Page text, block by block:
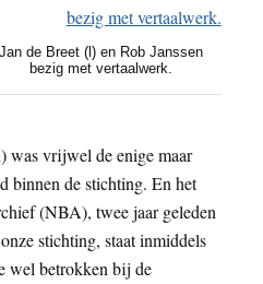
Jan de Breet (l) en Rob Janssen
bezig met vertaalwerk.
was vrijwel de enige maar
binnen de stichting. En het
(NBA), twee jaar geleden
stichting, staat inmiddels
wel betrokken bij de